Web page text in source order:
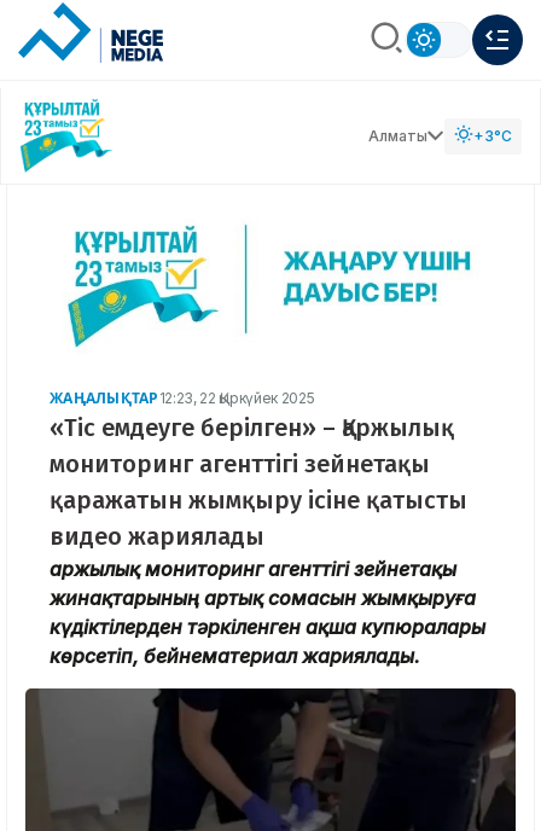
Алматы +3°C
ЖАҢАЛЫҚТАР 12:23, 22 Қыркүйек 2025
«Тіс емдеуге берілген» – Қаржылық
мониторинг агенттігі зейнетақы
қаражатын жымқыру ісіне қатысты
видео жариялады
Қаржылық мониторинг агенттігі зейнетақы
жинақтарының артық сомасын жымқыруға
күдіктілерден тәркіленген ақша купюралары
көрсетіп, бейнематериал жариялады.